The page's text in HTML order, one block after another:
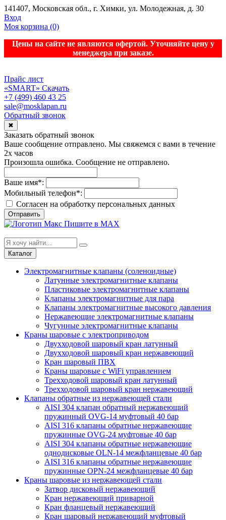
141407, Московская обл., г. Химки, ул. Молодежная, д. 30
Вход
Моя корзина (0)
Цены на сайте не являются офертой. Уточняйте цену у
менеджера при заказе.
Прайс лист
«SMART» Скачать
+7 (499) 460 43 25
sale@mosklapan.ru
Обратный звонок
✖
Заказать обратный звонок
Ваше сообщение отправлено. Мы свяжемся с вами в течение
2х часов
Произошла ошибка. Сообщение не отправлено.
Ваше имя*:
Мобильный телефон*:
Согласен на обработку персональныx данных
Отправить
Пишите в MAX
Каталог
Электромагнитные клапаны (соленоидные)
Латунные электромагнитные клапаны
Пластиковые электромагнитные клапаны
Клапаны электромагнитные для пара
Клапаны электромагнитные высокого давления
Нержавеющие электромагнитные клапаны
Чугунные электромагнитные клапаны
Краны шаровые с электроприводом
Двухходовой шаровый кран латунный
Двухходовой шаровый кран нержавеющий
Кран шаровый ПВХ
Краны шаровые с WiFi управлением
Трехходовой шаровый кран латунный
Трехходовой шаровый кран нержавеющий
Клапаны обратные из нержавеющей стали
AISI 304 клапан обратный нержавеющий
пружинный OVG-14 муфтовый 40 бар
AISI 316 клапаны обратные нержавеющие
пружинные OVG-24 муфтовые 40 бар
AISI 304 клапаны обратные нержавеющие
однодисковые OLN-14 межфланцевые 40 бар
AISI 316 клапаны обратные нержавеющие
пружинные OPN-24 межфланцевые 40 бар
Краны шаровые из нержавеющей стали
Затвор дисковый нержавеющий
Кран нержавеющий приварной
Кран фланцевый нержавеющий
Кран шаровый нержавеющий муфтовый